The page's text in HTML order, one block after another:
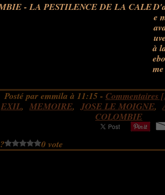
e
à
Posté par emmila à 11:15 - Commentaires [
EXIL, MEMOIRE,JOSE LE MOIGNE,
COLOMBIE
0 vote